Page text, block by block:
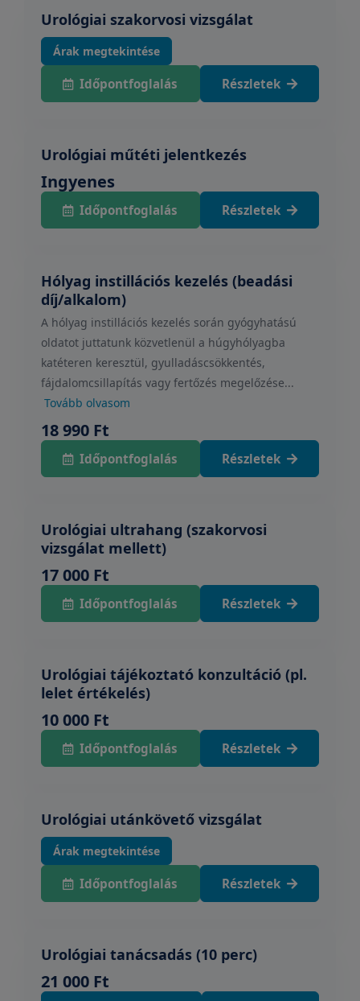
Urológiai szakorvosi vizsgálat
Árak megtekintése
Időpontfoglalás Részletek
Urológiai műtéti jelentkezés
Ingyenes
Időpontfoglalás Részletek
Hólyag instillációs kezelés (beadási
díj/alkalom)
A hólyag instillációs kezelés során gyógyhatású
oldatot juttatunk közvetlenül a húgyhólyagba
katéteren keresztül, gyulladáscsökkentés,
fájdalomcsillapítás vagy fertőzés megelőzése...
Tovább olvasom
18 990 Ft
Időpontfoglalás Részletek
Urológiai ultrahang (szakorvosi
vizsgálat mellett)
17 000 Ft
Időpontfoglalás Részletek
Urológiai tájékoztató konzultáció (pl.
lelet értékelés)
10 000 Ft
Időpontfoglalás Részletek
Urológiai utánkövető vizsgálat
Árak megtekintése
Időpontfoglalás Részletek
Urológiai tanácsadás (10 perc)
21 000 Ft